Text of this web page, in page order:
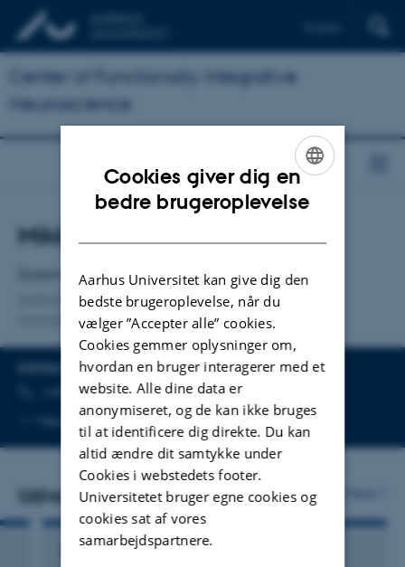
Center of Functionally Integrative
Neuroscience
Mikkel Steen Petersen
Titel
Ekstern lektor
Institut for Klinisk Medicin
Immunologi
KONTAKTINFO
TELEFONNUMMER
+45 78 45 50 17
Kopier
telefonnummer
MAILADRESSE
Send mail
Aarhus N
Udvalgte publikationer
TIDSSKRIFTARTIKEL
ENGLISH
Cookies giver dig en
bedre brugeroplevelse
Aarhus Universitet kan give dig den
bedste brugeroplevelse, når du
vælger ”Accepter alle” cookies.
Cookies gemmer oplysninger om,
hvordan en bruger interagerer med et
website. Alle dine data er
anonymiseret, og de kan ikke bruges
til at identificere dig direkte. Du kan
altid ændre dit samtykke under
Cookies i webstedets footer.
Universitetet bruger egne cookies og
cookies sat af vores
samarbejdspartnere.